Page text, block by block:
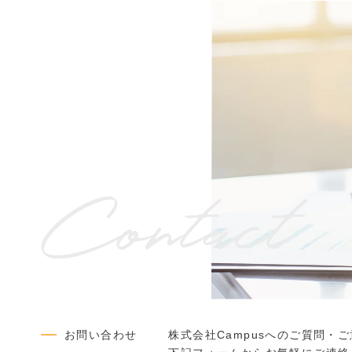
Contact
お問い合わせ
株式会社Campusへのご質問・ご